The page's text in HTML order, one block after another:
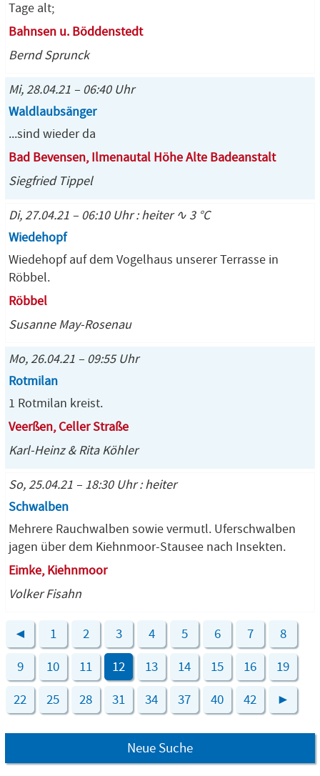
Tage alt;
Bahnsen u. Böddenstedt
Bernd Sprunck
Mi, 28.04.21 – 06:40 Uhr
Waldlaubsänger
...sind wieder da
Bad Bevensen, Ilmenautal Höhe Alte Badeanstalt
Siegfried Tippel
Di, 27.04.21 – 06:10 Uhr : heiter ∿ 3 °C
Wiedehopf
Wiedehopf auf dem Vogelhaus unserer Terrasse in
Röbbel.
Röbbel
Susanne May-Rosenau
Mo, 26.04.21 – 09:55 Uhr
Rotmilan
1 Rotmilan kreist.
Veerßen, Celler Straße
Karl-Heinz & Rita Köhler
So, 25.04.21 – 18:30 Uhr : heiter
Schwalben
Mehrere Rauchwalben sowie vermutl. Uferschwalben
jagen über dem Kiehnmoor-Stausee nach Insekten.
Eimke, Kiehnmoor
Volker Fisahn
◄ 1 2 3 4 5 6 7 8
9 10 11 12 13 14 15 16 19
22 25 28 31 34 37 40 42 ►
Neue Suche